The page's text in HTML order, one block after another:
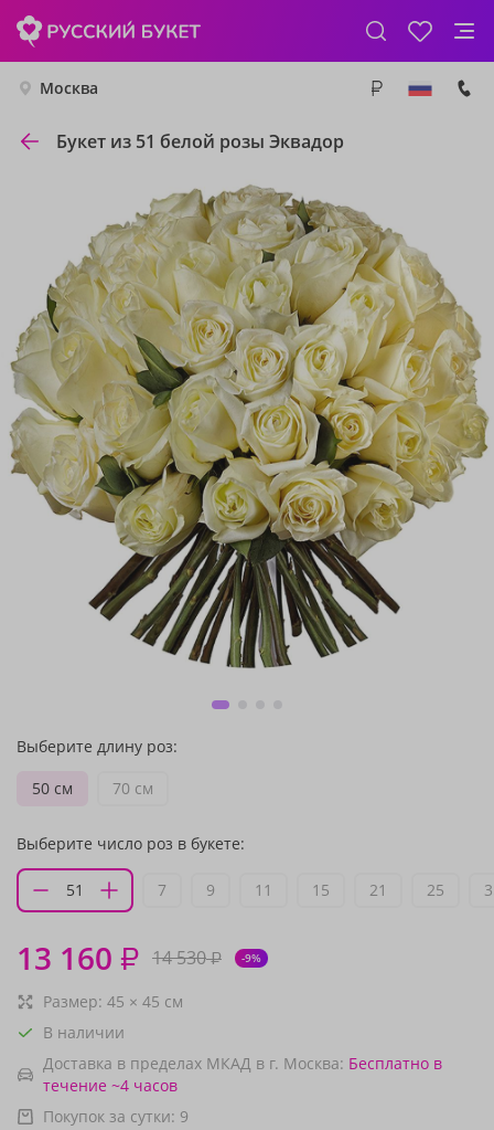
Москва
Букет из 51 белой розы Эквадор
Выберите длину роз:
50 см
70 см
Выберите число роз в букете:
7 9 11 15 21 25
13 160 ₽ 14 530₽ -9%
Размер: 45 × 45 см
В наличии
Доставка в пределах МКАД в г. Москва: Бесплатно в
течение ~4 часов
Покупок за сутки: 9